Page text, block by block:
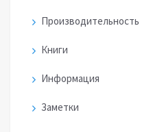
Производительность
Книги
Информация
Заметки